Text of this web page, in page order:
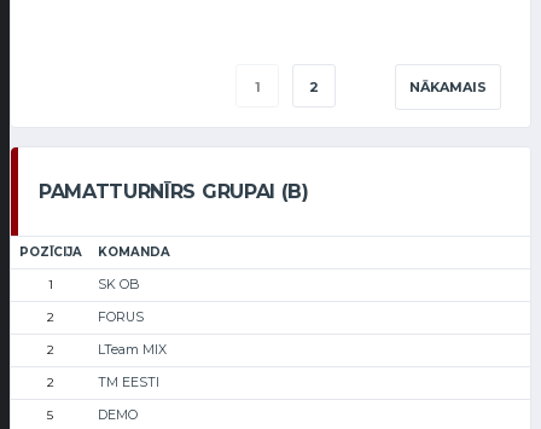
1 2 NĀKAMAIS
PAMATTURNĪRS GRUPAI (B)
POZĪCIJA KOMANDA
1 SK OB
2 FORUS
2 LTeam MIX
2 TM EESTI
5 DEMO